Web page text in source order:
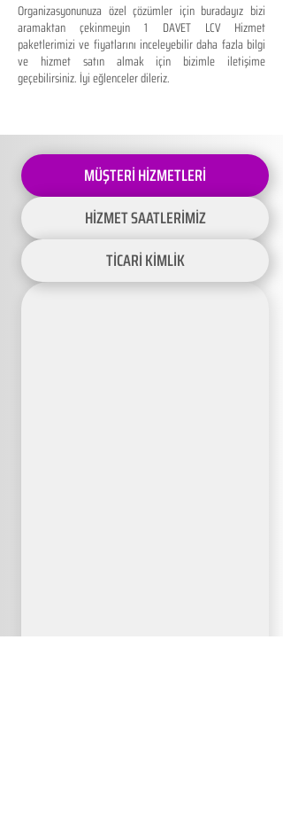
Organizasyonunuza özel çözümler için buradayız bizi
aramaktan çekinmeyin 1 DAVET LCV Hizmet
paketlerimizi ve fiyatlarını inceleyebilir daha fazla bilgi
ve hizmet satın almak için bizimle iletişime
geçebilirsiniz. İyi eğlenceler dileriz.
MÜŞTERİ HİZMETLERİ
HİZMET SAATLERİMİZ
TİCARİ KİMLİK